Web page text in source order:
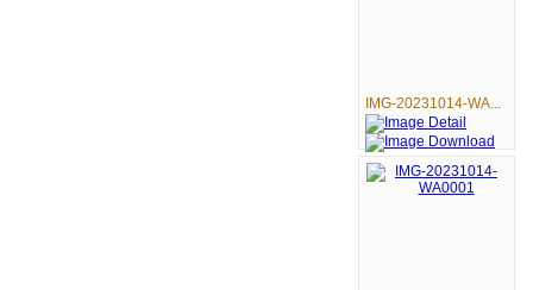
IMG-20231014-WA...